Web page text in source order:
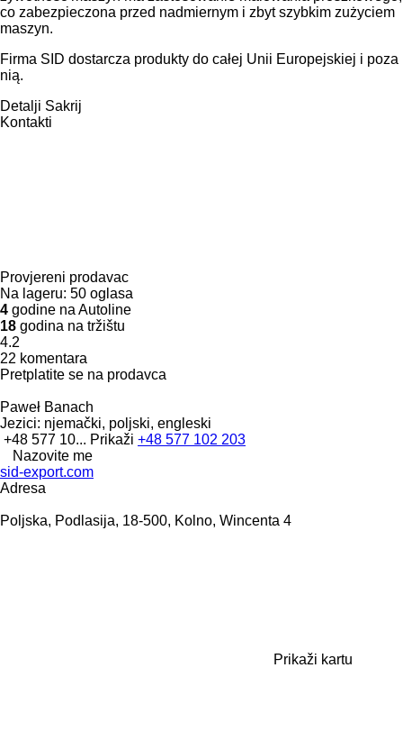
co zabezpieczona przed nadmiernym i zbyt szybkim zużyciem
maszyn.
Firma SID dostarcza produkty do całej Unii Europejskiej i poza
nią.
Detalji Sakrij
Kontakti
Provjereni prodavac
Na lageru: 50 oglasa
4 godine na Autoline
18 godina na tržištu
4.2
22 komentara
Pretplatite se na prodavca
Paweł Banach
Jezici: njemački, poljski, engleski
+48 577 10... Prikaži +48 577 102 203
Nazovite me
sid-export.com
Adresa
Poljska, Podlasija, 18-500, Kolno, Wincenta 4
Prikaži kartu